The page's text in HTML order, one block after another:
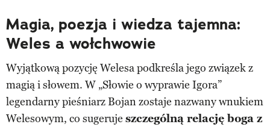
Magia, poezja i wiedza tajemna:
Weles a wołchwowie
Wyjątkową pozycję Welesa podkreśla jego związek z
magią i słowem. W „Słowie o wyprawie Igora”
legendarny pieśniarz Bojan zostaje nazwany wnukiem
Welesowym, co sugeruje szczególną relację boga z